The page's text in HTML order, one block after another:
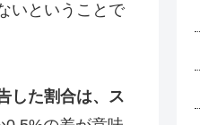
いということで
した割合は、ス